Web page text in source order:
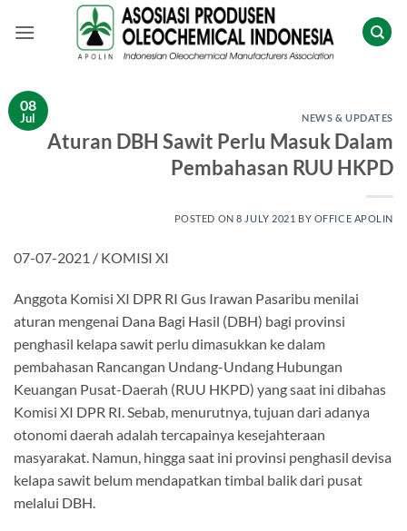
08
Jul NEWS & UPDATES
Aturan DBH Sawit Perlu Masuk Dalam
Pembahasan RUU HKPD
POSTED ON8 JULY 2021 BY OFFICE APOLIN
07-07-2021 / KOMISI XI
Anggota Komisi XI DPR RI Gus Irawan Pasaribu menilai
aturan mengenai Dana Bagi Hasil (DBH) bagi provinsi
penghasil kelapa sawit perlu dimasukkan ke dalam
pembahasan Rancangan Undang-Undang Hubungan
Keuangan Pusat-Daerah (RUU HKPD) yang saat ini dibahas
Komisi XI DPR RI. Sebab, menurutnya, tujuan dari adanya
otonomi daerah adalah tercapainya kesejahteraan
masyarakat. Namun, hingga saat ini provinsi penghasil devisa
kelapa sawit belum mendapatkan timbal balik dari pusat
melalui DBH.